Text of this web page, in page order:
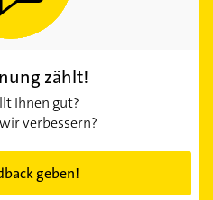
zählt!
Ihnen gut?
verbessern?
geben!